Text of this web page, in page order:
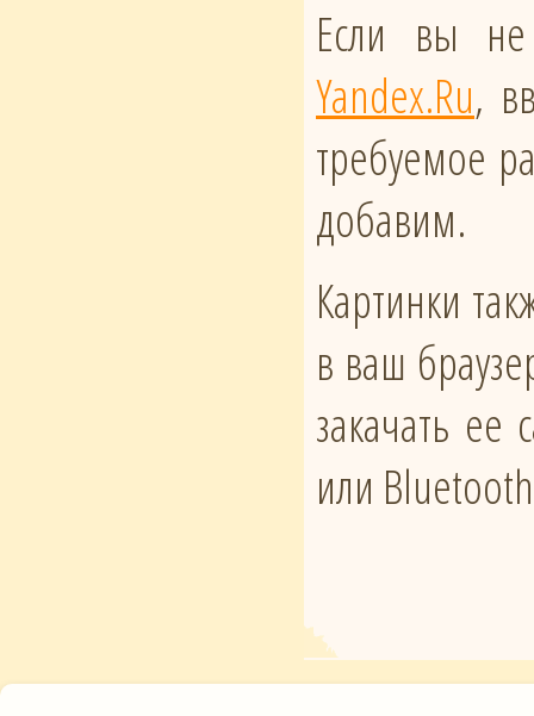
Если вы не
Yandex.Ru,
требуемое
добавим.
Картинки
в ваш
закачать
или